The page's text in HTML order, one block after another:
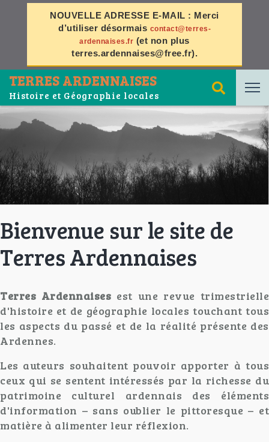
NOUVELLE ADRESSE E-MAIL : Merci
d’utiliser désormais contact@terres-
ardennaises.fr (et non plus
terres.ardennaises@free.fr).
TERRES ARDENNAISES
Histoire et Géographie locales
Bienvenue sur le site de
Terres Ardennaises
Terres Ardennaises est une revue trimestrielle
d'histoire et de géographie locales touchant tous
les aspects du passé et de la réalité présente des
Ardennes.
Les auteurs souhaitent pouvoir apporter à tous
ceux qui se sentent intéressés par la richesse du
patrimoine culturel ardennais des éléments
d'information – sans oublier le pittoresque – et
matière à alimenter leur réflexion.